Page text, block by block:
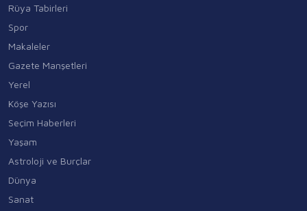
Rüya Tabirleri
Spor
Makaleler
Gazete Manşetleri
Yerel
Köşe Yazısı
Seçim Haberleri
Yaşam
Astroloji ve Burçlar
Dünya
Sanat